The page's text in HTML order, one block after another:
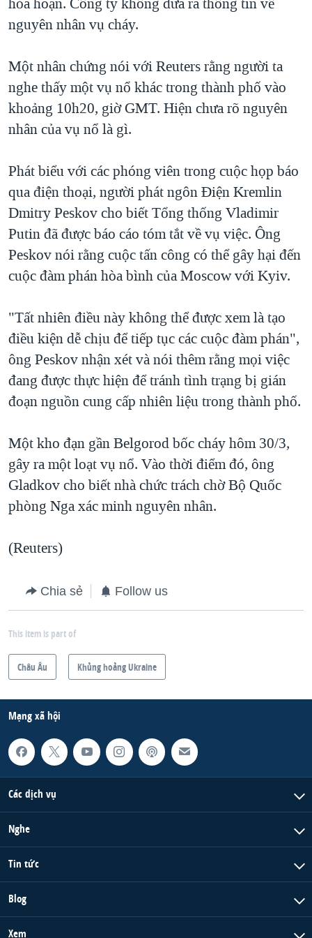
nguyên nhân vụ cháy.
Một nhân chứng nói với Reuters rằng người ta
nghe thấy một vụ nổ khác trong thành phố vào
khoảng 10h20, giờ GMT. Hiện chưa rõ nguyên
nhân của vụ nổ là gì.
Phát biểu với các phóng viên trong cuộc họp báo
qua điện thoại, người phát ngôn Điện Kremlin
Dmitry Peskov cho biết Tổng thống Vladimir
Putin đã được báo cáo tóm tắt về vụ việc. Ông
Peskov nói rằng cuộc tấn công có thể gây hại đến
cuộc đàm phán hòa bình của Moscow với Kyiv.
"Tất nhiên điều này không thể được xem là tạo
điều kiện dễ chịu để tiếp tục các cuộc đàm phán",
ông Peskov nhận xét và nói thêm rằng mọi việc
đang được thực hiện để tránh tình trạng bị gián
đoạn nguồn cung cấp nhiên liệu trong thành phố.
Một kho đạn gần Belgorod bốc cháy hôm 30/3,
gây ra một loạt vụ nổ. Vào thời điểm đó, ông
Gladkov cho biết nhà chức trách chờ Bộ Quốc
phòng Nga xác minh nguyên nhân.
(Reuters)
Chia sẻ Follow us
This item is part of
Châu Âu Khủng hoảng Ukraine
Mạng xã hội
Các dịch vụ
Nghe
Tin tức
Blog
Xem